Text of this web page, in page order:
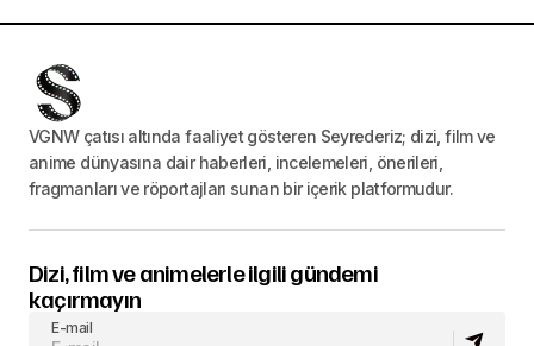
VGNW çatısı altında faaliyet gösteren Seyrederiz; dizi, film ve
anime dünyasına dair haberleri, incelemeleri, önerileri,
fragmanları ve röportajları sunan bir içerik platformudur.
Dizi, film ve animelerle ilgili gündemi
kaçırmayın
E-mail